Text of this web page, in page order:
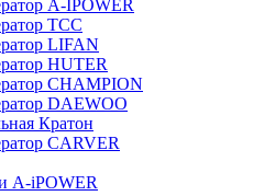
A-IPOWER
ТСС
LIFAN
HUTER
CHAMPION
DAEWOO
Кратон
CARVER
A-iPOWER